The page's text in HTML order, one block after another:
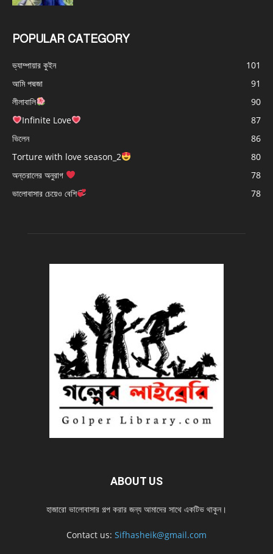
POPULAR CATEGORY
ভ্যাম্পায়ার কুইন
101
আমি পদ্মজা
91
লীলাবালি
90
Infinite Love
87
ভিলেন
86
Torture with love season_2
80
অন্তরালের অনুরাগ
78
ভালোবাসার চেয়েও বেশি
78
ABOUT US
হাজারো ভালোবাসার গল্প করার জন্য আমাদের সাথে একটিভ থাকুন।
Contact us: Sifhasheik@gmail.com